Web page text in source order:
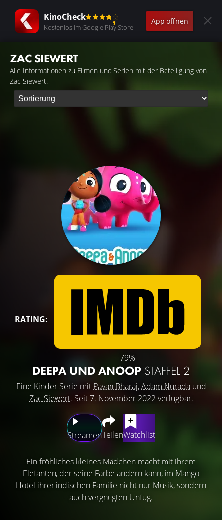
KinoCheck
Kostenlos im Google Play Store
App öffnen
ZAC SIEWERT
Alle Informationen zu Filmen und Serien mit der Beteiligung von
Zac Siewert.
RATING:
79%
DEEPA UND ANOOP STAFFEL 2
Eine Kinder-Serie mit Pavan Bharaj,Adam Nuradaund
Zac Siewert. Seit 7. November 2022 verfügbar.
StreamenTeilenWatchlist
Ein fröhliches kleines Mädchen macht mit ihrem
Elefanten, der seine Farbe ändern kann, im Mango
Hotel ihrer indischen Familie nicht nur Musik, sondern
auch vergnügten Unfug.